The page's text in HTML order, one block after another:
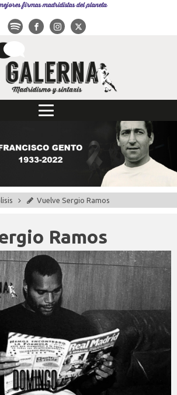
firmas madridistas del planeta
Vuelve Sergio Ramos
Ramos